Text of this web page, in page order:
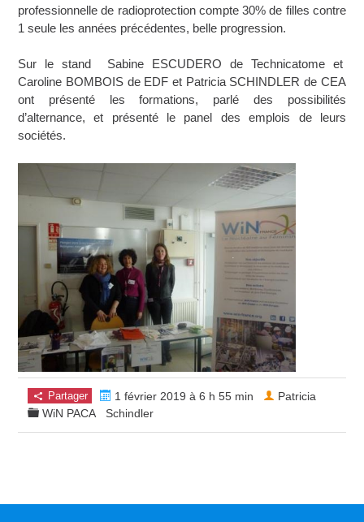
professionnelle de radioprotection compte 30% de filles contre
1 seule les années précédentes, belle progression.
Sur le stand Sabine ESCUDERO de Technicatome et
Caroline BOMBOIS de EDF et Patricia SCHINDLER de CEA
ont présenté les formations, parlé des possibilités
d’alternance, et présenté le panel des emplois de leurs
sociétés.
Partager
1 février 2019 à 6 h 55 min
WiN PACA
Patricia
Schindler